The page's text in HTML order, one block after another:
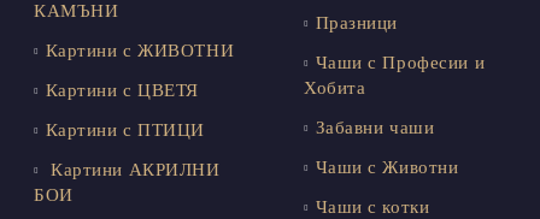
КАМЪНИ
Картини с ЖИВОТНИ
Картини с ЦВЕТЯ
Картини с ПТИЦИ
Картини АКРИЛНИ
БОИ
Празници
Чаши с Професии и
Хобита
Забавни чаши
Чаши с Животни
Чаши с котки